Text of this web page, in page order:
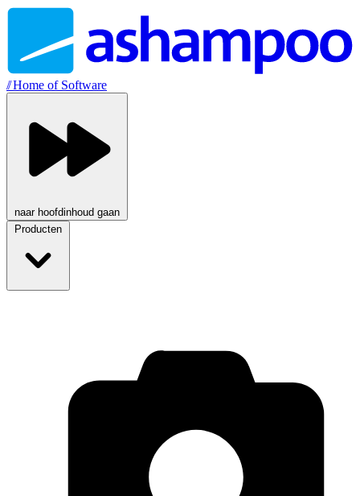
//Home of Software
naar hoofdinhoud gaan
Producten